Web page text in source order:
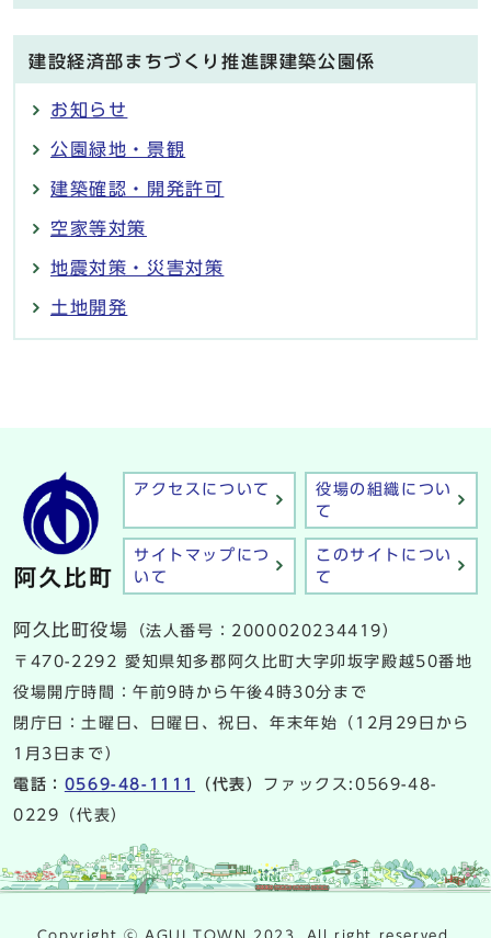
建設経済部まちづくり推進課建築公園係
お知らせ
公園緑地・景観
建築確認・開発許可
空家等対策
地震対策・災害対策
土地開発
アクセスについて
役場の組織につい
て
サイトマップにつ
いて
このサイトについ
て
阿久比町役場
（法人番号：2000020234419）
〒470-2292 愛知県知多郡阿久比町大字卯坂字殿越50番地
役場開庁時間：午前9時から午後4時30分まで
閉庁日：土曜日、日曜日、祝日、年末年始（12月29日から
1月3日まで）
電話： 0569-48-1111 （代表） ファックス:0569-48-
0229（代表）
Copyright ⓒ AGUI TOWN 2023. All right reserved.